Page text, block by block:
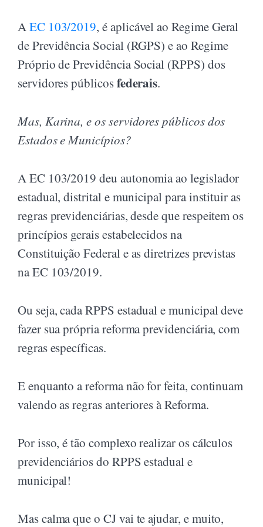
AEC 103/2019, é aplicável ao Regime Geral
de Previdência Social (RGPS) e ao Regime
Próprio de Previdência Social (RPPS) dos
servidores públicosfederais.
Mas, Karina, e os servidores públicos dos
Estados e Municípios?
A EC 103/2019 deu autonomia ao legislador
estadual, distrital e municipal para instituir as
regras previdenciárias, desde que respeitem os
princípios gerais estabelecidos na
Constituição Federal e as diretrizes previstas
na EC 103/2019.
Ou seja, cada RPPS estadual e municipal deve
fazer sua própria reforma previdenciária, com
regras específicas.
E enquanto a reforma não for feita, continuam
valendo as regras anteriores à Reforma.
Por isso, é tão complexo realizar os cálculos
previdenciários do RPPS estadual e
municipal!
Mas calma que o CJ vai te ajudar, e muito,